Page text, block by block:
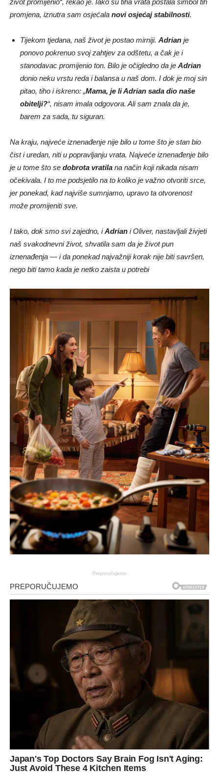
promjena, iznutra sam osjećalanovi osjećaj stabilnosti.
ponovo pokrenuo svoj zahtjev za odštetu, a čak je i
stanodavac promijenio ton. Bilo je očigledno da jeAdrian
donio neku vrstu reda i balansa u naš dom. I dok je moj sin
pitao, tiho i iskreno: „Mama, je li Adrian sada dio naše
obitelji?“, nisam imala odgovora. Ali sam znala da je,
barem za sada, tu siguran.
čist i uredan, niti u popravljanju vrata. Najveće iznenađenje bilo
je u tome što se dobrota vratilana način koji nikada nisam
očekivala. I to me podsjetilo na to koliko je važno otvoriti srce,
jer ponekad, kad najviše sumnjamo, upravo ta otvorenost
može promijeniti sve.
naš svakodnevni život, shvatila sam da je život pun
iznenađenja — i da ponekad najvažniji korak nije biti savršen,
nego biti tamo kada je netko zaista u potrebi